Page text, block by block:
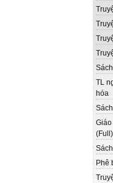
TL
hóa
(Full)
Phê